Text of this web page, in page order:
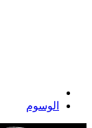
الوسوم